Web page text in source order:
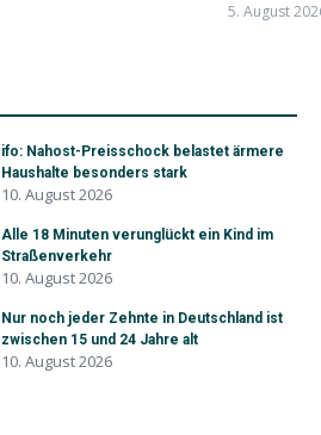
5. August
ifo: Nahost-Preisschock belastet ärmere
Haushalte besonders stark
10. August 2026
Alle 18 Minuten verunglückt ein Kind im
Straßenverkehr
10. August 2026
Nur noch jeder Zehnte in Deutschland ist
zwischen 15 und 24 Jahre alt
10. August 2026